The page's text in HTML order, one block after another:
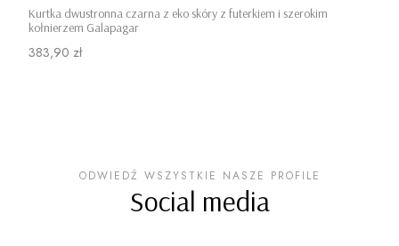
Kurtka dwustronna czarna z eko skóry z futerkiem i szerokim
kołnierzem Galapagar
Cena
383,90 zł
ODWIEDŹ WSZYSTKIE NASZE PROFILE
Social media